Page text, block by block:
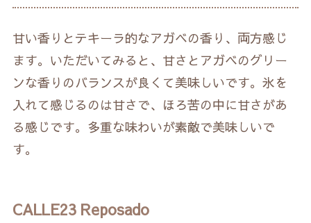
甘い香りとテキーラ的なアガベの香り、両方感じ
ます。いただいてみると、甘さとアガベのグリー
ンな香りのバランスが良くて美味しいです。氷を
入れて感じるのは甘さで、ほろ苦の中に甘さがあ
る感じです。多重な味わいが素敵で美味しいで
す。
CALLE23 Reposado